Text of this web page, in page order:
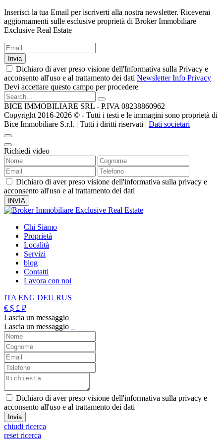
Inserisci la tua Email per iscriverti alla nostra newsletter. Riceverai
aggiornamenti sulle esclusive proprietà di Broker Immobiliare
Exclusive Real Estate
Invia
Dichiaro di aver preso visione dell'Informativa sulla Privacy e
acconsento all'uso e al trattamento dei dati Newsletter Info Privacy
Devi accettare questo campo per procedere
BICE IMMOBILIARE SRL - P.IVA 08238860962
Copyright 2016-2026 ©️ - Tutti i testi e le immagini sono proprietà di
Bice Immobiliare S.r.l. | Tutti i diritti riservati | Dati societari
Richiedi video
Dichiaro di aver preso visione dell'informativa sulla privacy e
acconsento all'uso e al trattamento dei dati
Chi Siamo
Proprietà
Località
Servizi
blog
Contatti
Lavora con noi
ITA ENG DEU RUS
€ $ £ ₽
Lascia un messaggio
Lascia un messaggio
Dichiaro di aver preso visione dell'informativa sulla privacy e
acconsento all'uso e al trattamento dei dati
chiudi ricerca
reset ricerca